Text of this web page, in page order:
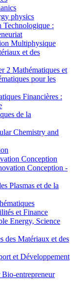
physics
:
Multiphysique
et des
2 Mathématiques et
pour les
Financières :
de la
Chemistry and
Conception
Conception -
Plasmas et de la
et Finance
Energy, Science
des Matériaux et des
et Développement
entrepreneur